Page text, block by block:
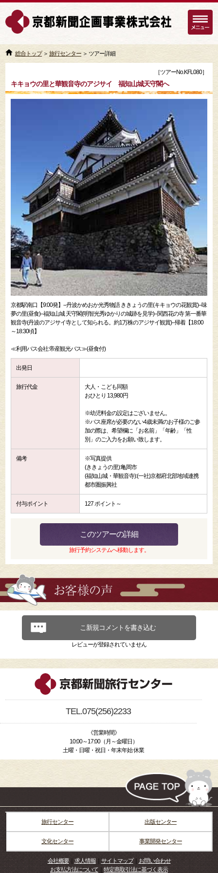
総合トップ＞旅行センター ＞ ツアー詳細
［ツアーNo.KFL080］
キキョウの里と華観音寺のアジサイ 福知山城天守閣へ
京都駅南口【9:00発】--丹波かめおか光秀物語 ききょうの里(キキョウの花観賞)--味
夢の里(昼食)--福知山城 天守閣(明智光秀ゆかりの城跡を見学)--関西花の寺 第一番華
観音寺(丹波のアジサイ寺として知られる。約1万株のアジサイ観賞)--帰着【18:00
～18:30頃】
≪利用バス会社:帝産観光バス≫(昼食付)
出発日
旅行代金
大人・こども同額
おひとり 13,980円
※幼児料金の設定はございません。
※バス座席が必要のない4歳未満のお子様のご参
加の際は、希望欄に「お名前」「年齢」「性
別」のご入力をお願い致します。
備考
※写真提供
(ききょうの里):亀岡市
(福知山城・華観音寺):(一社)京都府北部地域連携
都市圏振興社
付与ポイント 127 ポイント～
このツアーの詳細
旅行予約システムへ移動します。
こ新規コメントを書き込む
レビューが登録されていません
TEL.075(256)2233
《営業時間》
10:00～17:00（月～金曜日）
土曜・日曜・祝日・年末年始 休業
旅行センター 出版センター
文化センター 事業開発センター
会社概要｜ 求人情報｜ サイトマップ｜
お問い合わせ
お支払方法について
特定商取引法に基づく表示